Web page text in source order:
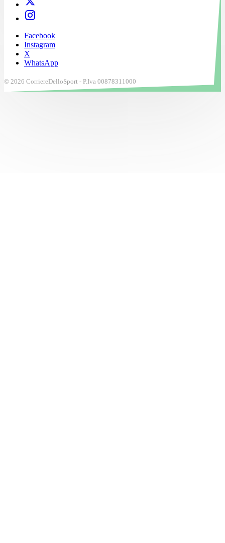
Facebook
Instagram
X
WhatsApp
© 2026 CorriereDelloSport - P.Iva 00878311000